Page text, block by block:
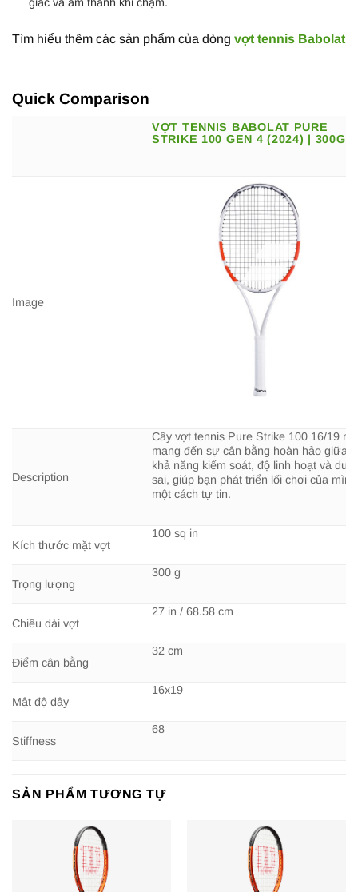
Tìm hiểu thêm các sản phẩm của dòng vợt tennis Babolat
Quick Comparison
VỢT TENNIS BABOLAT PURE
STRIKE 100 GEN 4 (2024) | 300G
Image
Description
Cây vợt tennis Pure Strike 100 16/19
mang đến sự cân bằng hoàn hảo giữa
khả năng kiểm soát, độ linh hoạt và
sai, giúp bạn phát triển lối chơi của mình
một cách tự tin.
Kích thước mặt vợt
100 sq in
Trọng lượng
300 g
Chiều dài vợt
27 in / 68.58 cm
Điểm cân bằng
32 cm
Mật độ dây
16x19
Stiffness
68
SẢN PHẨM TƯƠNG TỰ